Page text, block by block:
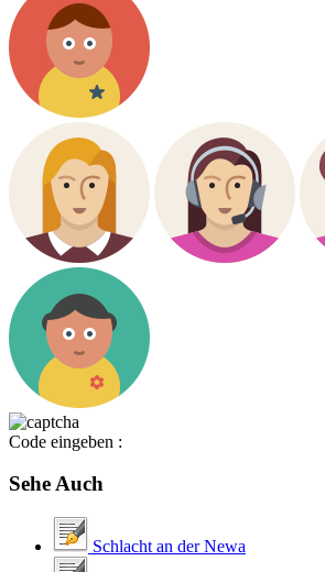
Code eingeben :
Sehe Auch
Schlacht an der Newa